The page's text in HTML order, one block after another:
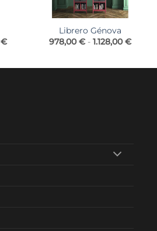
€Rango
1.465,00 €
Librero Génova
978,00€ - 1.128,00€Rango